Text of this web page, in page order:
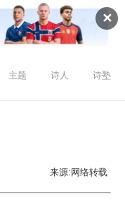
✕
主题 诗人 诗塾
来源:网络转载